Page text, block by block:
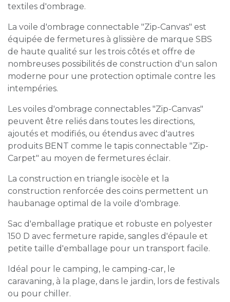
textiles d'ombrage.
La voile d'ombrage connectable "Zip-Canvas" est
équipée de fermetures à glissière de marque SBS
de haute qualité sur les trois côtés et offre de
nombreuses possibilités de construction d'un salon
moderne pour une protection optimale contre les
intempéries.
Les voiles d'ombrage connectables "Zip-Canvas"
peuvent être reliés dans toutes les directions,
ajoutés et modifiés, ou étendus avec d'autres
produits BENT comme le tapis connectable "Zip-
Carpet" au moyen de fermetures éclair.
La construction en triangle isocèle et la
construction renforcée des coins permettent un
haubanage optimal de la voile d'ombrage.
Sac d'emballage pratique et robuste en polyester
150 D avec fermeture rapide, sangles d'épaule et
petite taille d'emballage pour un transport facile.
Idéal pour le camping, le camping-car, le
caravaning, à la plage, dans le jardin, lors de festivals
ou pour chiller.